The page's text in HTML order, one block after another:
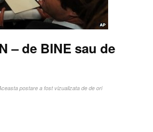
– de BINE sau de
postare a fost vizualizata de de ori